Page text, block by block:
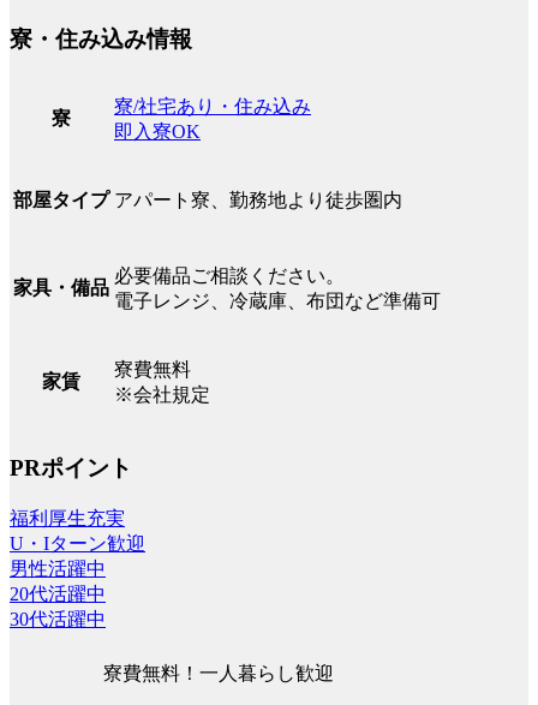
寮・住み込み情報
寮
寮/社宅あり・住み込み
即入寮OK
部屋タイプ アパート寮、勤務地より徒歩圏内
家具・備品
必要備品ご相談ください。
電子レンジ、冷蔵庫、布団など準備可
家賃
寮費無料
※会社規定
PRポイント
福利厚生充実
U・Iターン歓迎
男性活躍中
20代活躍中
30代活躍中
寮費無料！一人暮らし歓迎